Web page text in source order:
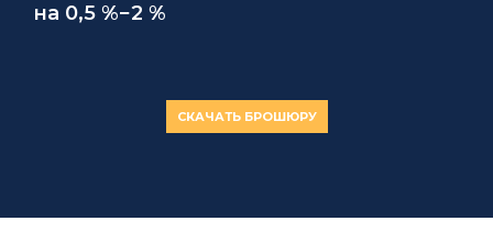
на 0,5 %−2 %
СКАЧАТЬ БРОШЮРУ